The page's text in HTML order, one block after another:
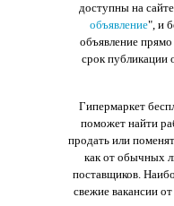
доступны на
объявление", и
объявление
срок публикации
Гипермаркет
поможет найти
продать или
как от обычных
поставщиков.
свежие вакансии